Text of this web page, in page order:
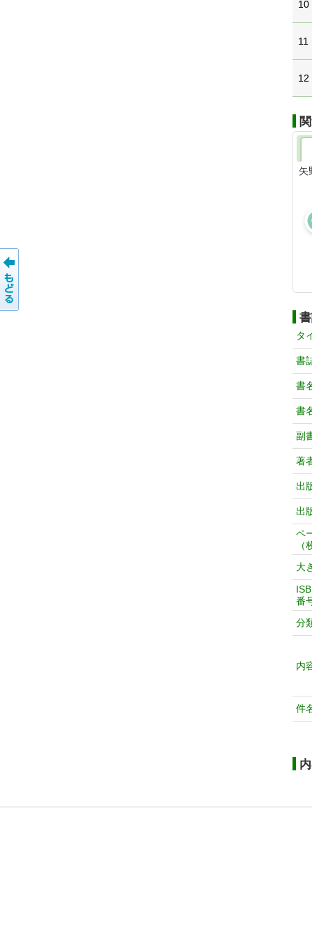
10
11
12
矢
タ
書
書
書
副
著
出
出
（
大
番
分
内
件